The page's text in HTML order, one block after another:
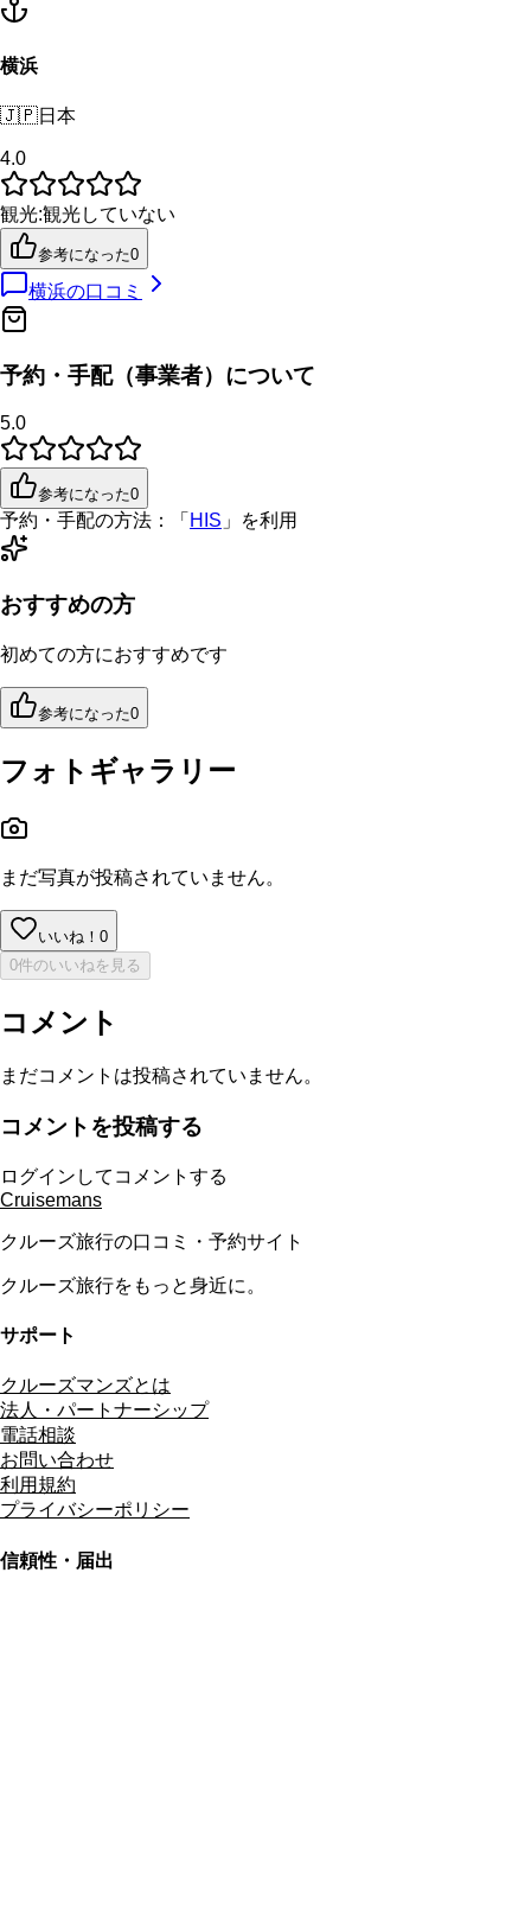
横浜
🇯🇵日本
4.0
観光:観光していない
参考になった0
横浜の口コミ
予約・手配（事業者）について
5.0
参考になった0
予約・手配の方法： 「 HIS 」を利用
おすすめの方
初めての方におすすめです
参考になった0
フォトギャラリー
まだ写真が投稿されていません。
いいね！ 0
0件のいいねを見る
コメント
まだコメントは投稿されていません。
コメントを投稿する
ログインしてコメントする
Cruisemans
クルーズ旅行の口コミ・予約サイト
クルーズ旅行をもっと身近に。
サポート
クルーズマンズとは
法人・パートナーシップ
電話相談
お問い合わせ
利用規約
プライバシーポリシー
信頼性・届出